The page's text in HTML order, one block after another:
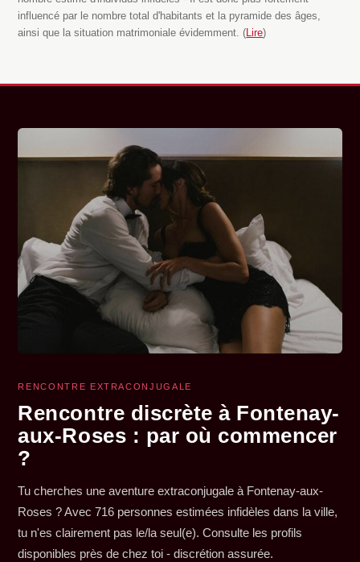
influencé par le nombre total d'habitants et la pyramide des âges,
ainsi que la situation matrimoniale évidemment. (Lire)
RENCONTRE EXTRACONJUGALE
Rencontre discrète à Fontenay-
aux-Roses : par où commencer
?
Tu cherches une aventure extraconjugale à Fontenay-aux-
Roses ? Avec 716 personnes estimées infidèles dans la ville,
tu n'es clairement pas le/la seul(e). Consulte les profils
disponibles près de chez toi - discrétion assurée.